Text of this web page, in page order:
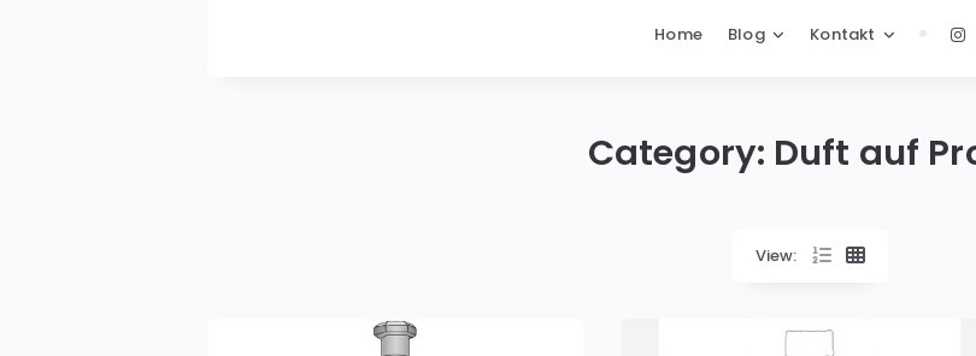
Home Blog Kontakt
Category: Duft auf
View: